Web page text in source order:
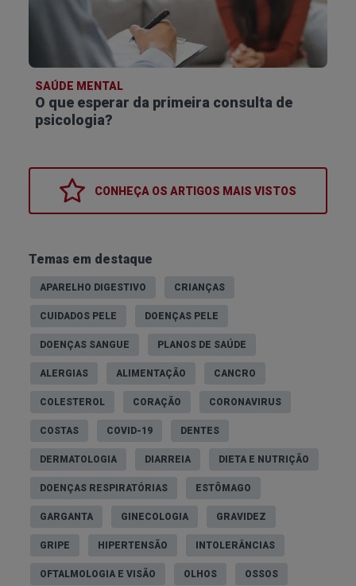
SAÚDE MENTAL
O que esperar da primeira consulta de
psicologia?
CONHEÇA OS ARTIGOS MAIS VISTOS
Temas em destaque
APARELHO DIGESTIVO CRIANÇAS
CUIDADOS PELE DOENÇAS PELE
DOENÇAS SANGUE PLANOS DE SAÚDE
ALERGIAS ALIMENTAÇÃO CANCRO
COLESTEROL CORAÇÃO CORONAVIRUS
COSTAS COVID-19 DENTES
DERMATOLOGIA DIARREIA DIETA E NUTRIÇÃO
DOENÇAS RESPIRATÓRIAS ESTÔMAGO
GARGANTA GINECOLOGIA GRAVIDEZ
GRIPE HIPERTENSÃO INTOLERÂNCIAS
OFTALMOLOGIA E VISÃO OLHOS OSSOS